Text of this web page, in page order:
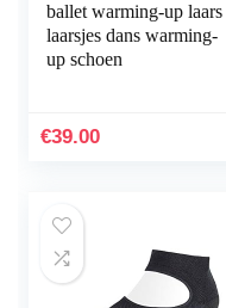
ballet warming-up laars
laarsjes dans warming-
up schoen
€39.00